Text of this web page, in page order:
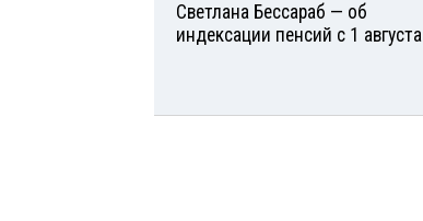
Светлана Бессараб — об
индексации пенсий с 1 августа